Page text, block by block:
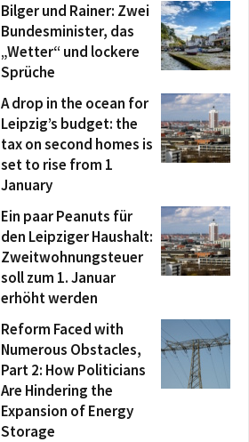
Bilger und Rainer: Zwei
Bundesminister, das
„Wetter“ und lockere
Sprüche
A drop in the ocean for
Leipzig’s budget: the
tax on second homes is
set to rise from 1
January
Ein paar Peanuts für
den Leipziger Haushalt:
Zweitwohnungsteuer
soll zum 1. Januar
erhöht werden
Reform Faced with
Numerous Obstacles,
Part 2: How Politicians
Are Hindering the
Expansion of Energy
Storage